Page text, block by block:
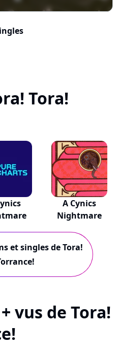
Tora!
A Cynics
Nightmare
et singles de Tora!
vus de Tora!